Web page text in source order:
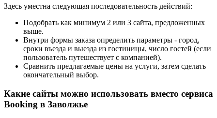
Здесь уместна следующая последовательность действий:
Подобрать как минимум 2 или 3 сайта, предложенных
выше.
Внутри формы заказа определить параметры - город,
сроки въезда и выезда из гостиницы, число гостей (если
пользователь путешествует с компанией).
Сравнить предлагаемые цены на услуги, затем сделать
окончательный выбор.
Какие сайты можно использовать вместо сервиса
Booking в Заволжье